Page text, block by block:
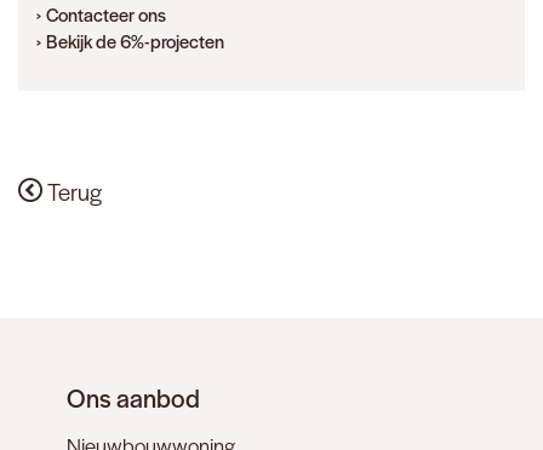
Contacteer ons
Bekijk de 6%-projecten
Terug
Ons aanbod